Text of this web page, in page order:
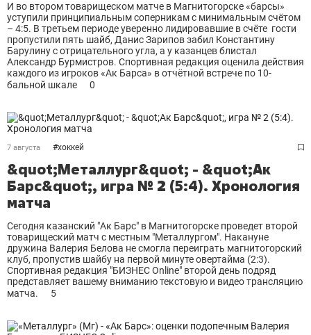
И во втором товарищеском матче в Магнитогорске «барсы»
уступили принципиальным соперникам с минимальным счётом
– 4:5. В третьем периоде уверенно лидировавшие в счёте гости
пропустили пять шайб, Данис Зарипов забил Константину
Барулину с отрицательного угла, а у казанцев блистал
Александр Бурмистров. Спортивная редакция оценила действия
каждого из игроков «Ак Барса» в отчётной встрече по 10-
бальной шкале
0
7 августа #хоккей
&quot;Металлург&quot; - &quot;Ак
Барс&quot;, игра № 2 (5:4). Хронология
матча
Сегодня казанский "Ак Барс" в Магнитогорске проведет второй
товарищеский матч с местным "Металлургом". Накануне
дружина Валерия Белова не смогла переиграть магнитогорский
клуб, пропустив шайбу на первой минуте овертайма (2:3).
Спортивная редакция "БИЗНЕС Online" второй день подряд
представляет вашему вниманию текстовую и видео трансляцию
матча.
5